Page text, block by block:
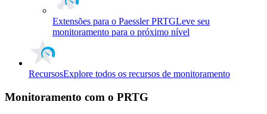
Extensões para o Paessler PRTGLeve seu
monitoramento para o próximo nível
RecursosExplore todos os recursos de monitoramento
Monitoramento com o PRTG